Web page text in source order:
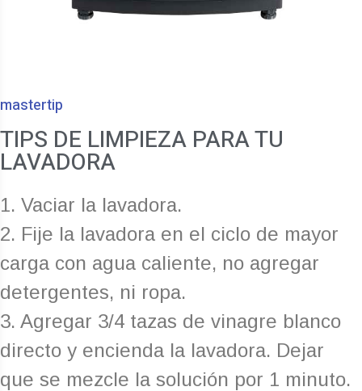
mastertip
TIPS DE LIMPIEZA PARA TU
LAVADORA
1. Vaciar la lavadora.
2. Fije la lavadora en el ciclo de mayor
carga con agua caliente, no agregar
detergentes, ni ropa.
3. Agregar 3/4 tazas de vinagre blanco
directo y encienda la lavadora. Dejar
que se mezcle la solución por 1 minuto.